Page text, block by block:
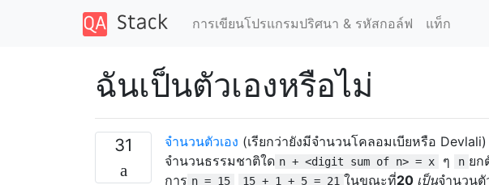
การเขียนโปรแกรมปริศนา & รหัสกอล์ฟ แท็ก
ฉันเป็นตัวเองหรือไม่
31 จำนวนตัวเอง (เรียกว่ายังมีจำนวนโคลอมเบียหรือ
จำนวนธรรมชาติใด n + <digit sum of n> = x ๆ n ยก
การ n = 15 15 + 1 + 5 = 21 ในขณะที่20 เป็นจำนวนตั